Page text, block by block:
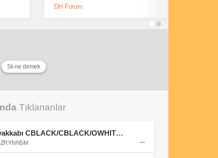
DH Forum
5k ne demek
Tıklananlar
adidas Erkek PARK ST Ayakkabı CBLACK/CBLACK/OWHITE 44 2/3 : Amazon.com.tr: Moda